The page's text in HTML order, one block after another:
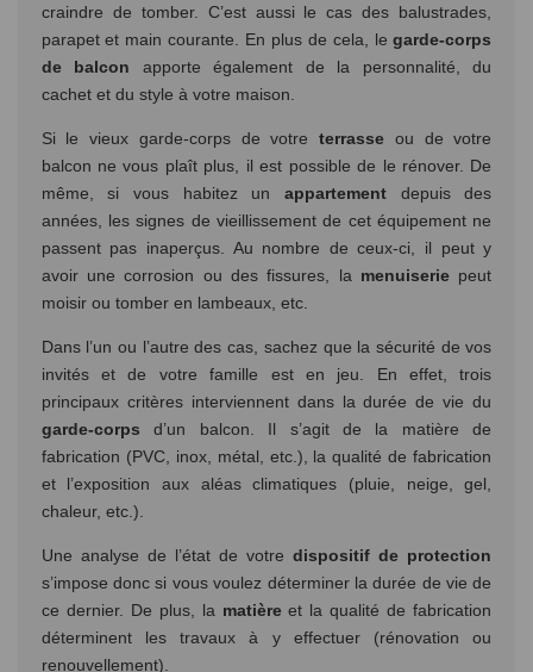
craindre de tomber. C’est aussi le cas des balustrades,
parapet et main courante. En plus de cela, legarde-corps
de balcon apporte également de la personnalité, du
cachet et du style à votre maison.
Si le vieux garde-corps de votreterrasse ou de votre
balcon ne vous plaît plus, il est possible de le rénover. De
même, si vous habitez unappartement depuis des
années, les signes de vieillissement de cet équipement ne
passent pas inaperçus. Au nombre de ceux-ci, il peut y
avoir une corrosion ou des fissures, la menuiserie peut
moisir ou tomber en lambeaux, etc.
Dans l’un ou l’autre des cas, sachez que la sécurité de vos
invités et de votre famille est en jeu. En effet, trois
principaux critères interviennent dans la durée de vie du
garde-corpsd’un balcon. Il s’agit de la matière de
fabrication (PVC, inox, métal, etc.), la qualité de fabrication
et l’exposition aux aléas climatiques (pluie, neige, gel,
chaleur, etc.).
Une analyse de l’état de votredispositif de protection
s’impose donc si vous voulez déterminer la durée de vie de
ce dernier. De plus, la matièreet la qualité de fabrication
déterminent les travaux à y effectuer (rénovation ou
renouvellement).